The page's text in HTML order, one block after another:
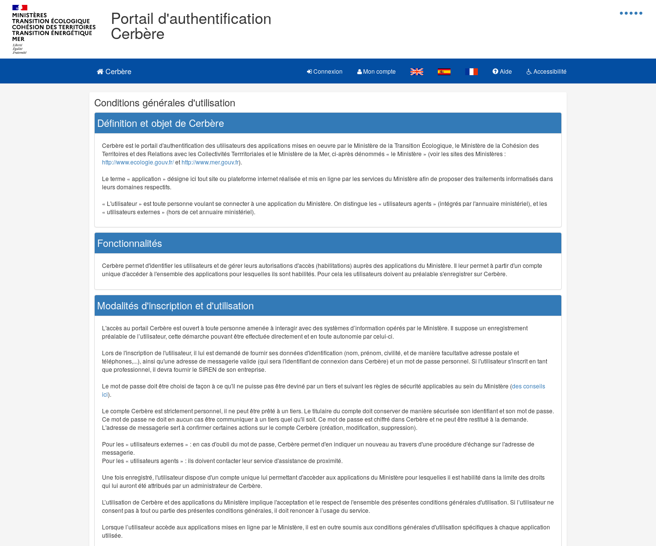
Menu
Portail d'authentification
Cerbère
Navigation
Menu principal
Cerbère Connexion Mon compte Aide Accessibilité
Navigation
et
outils
annexes
Conditions générales d'utilisation
Définition et objet de Cerbère
Cerbère est le portail d'authentification des utilisateurs des applications mises en oeuvre par le Ministère de la Transition Écologique, le Ministère de la Cohésion des
Territoires et des Relations avec les Collectivités Terrritoriales et le Ministère de la Mer, ci-après dénommés « le Ministère » (voir les sites des Ministères :
http://www.ecologie.gouv.fr/ethttp://www.mer.gouv.fr).
Le terme « application » désigne ici tout site ou plateforme internet réalisée et mis en ligne par les services du Ministère afin de proposer des traitements informatisés dans
leurs domaines respectifs.
« L'utilisateur » est toute personne voulant se connecter à une application du Ministère. On distingue les « utilisateurs agents » (intégrés par l'annuaire ministériel), et les
« utilisateurs externes » (hors de cet annuaire ministériel).
Fonctionnalités
Cerbère permet d'identifier les utilisateurs et de gérer leurs autorisations d'accès (habilitations) auprès des applications du Ministère. Il leur permet à partir d'un compte
unique d'accéder à l'ensemble des applications pour lesquelles ils sont habilités. Pour cela les utilisateurs doivent au préalable s'enregistrer sur Cerbère.
Modalités d'inscription et d'utilisation
L'accès au portail Cerbère est ouvert à toute personne amenée à interagir avec des systèmes d’information opérés par le Ministère. Il suppose un enregistrement
préalable de l’utilisateur, cette démarche pouvant être effectuée directement et en toute autonomie par celui-ci.
Lors de l'inscription de l'utilisateur, il lui est demandé de fournir ses données d'identification (nom, prénom, civilité, et de manière facultative adresse postale et
téléphones,...), ainsi qu'une adresse de messagerie valide (qui sera l'identifiant de connexion dans Cerbère) et un mot de passe personnel. Si l'utilisateur s'inscrit en tant
que professionnel, il devra fournir le SIREN de son entreprise.
Le mot de passe doit être choisi de façon à ce qu'il ne puisse pas être deviné par un tiers et suivant les règles de sécurité applicables au sein du Ministère (des conseils
ici).
Le compte Cerbère est strictement personnel, il ne peut être prêté à un tiers. Le titulaire du compte doit conserver de manière sécurisée son identifiant et son mot de passe.
Ce mot de passe ne doit en aucun cas être communiquer à un tiers quel qu'il soit. Ce mot de passe est chiffré dans Cerbère et ne peut être restitué à la demande.
L'adresse de messagerie sert à confirmer certaines actions sur le compte Cerbère (création, modification, suppression).
Pour les « utilisateurs externes » : en cas d'oubli du mot de passe, Cerbère permet d'en indiquer un nouveau au travers d'une procédure d'échange sur l'adresse de
messagerie.
Pour les « utilisateurs agents » : ils doivent contacter leur service d'assistance de proximité.
Une fois enregistré, l'utilisateur dispose d'un compte unique lui permettant d'accèder aux applications du Ministère pour lesquelles il est habilité dans la limite des droits
qui lui auront été attribués par un administrateur de Cerbère.
L’utilisation de Cerbère et des applications du Ministère implique l'acceptation et le respect de l'ensemble des présentes conditions générales d'utilisation. Si l’utilisateur ne
consent pas à tout ou partie des présentes conditions générales, il doit renoncer à l’usage du service.
Lorsque l’utilisateur accède aux applications mises en ligne par le Ministère, il est en outre soumis aux conditions générales d'utilisation spécifiques à chaque application
utilisée.